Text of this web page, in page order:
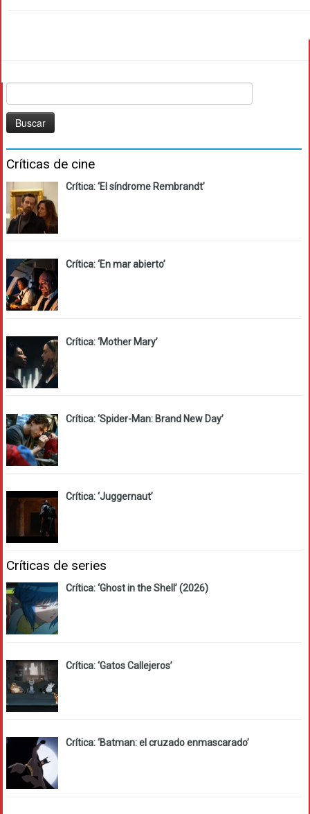
Críticas de cine
Crítica: ‘El síndrome Rembrandt’
Crítica: ‘En mar abierto’
Crítica: ‘Mother Mary’
Crítica: ‘Spider-Man: Brand New Day’
Crítica: ‘Juggernaut’
Críticas de series
Crítica: ‘Ghost in the Shell’ (2026)
Crítica: ‘Gatos Callejeros’
Crítica: ‘Batman: el cruzado enmascarado’